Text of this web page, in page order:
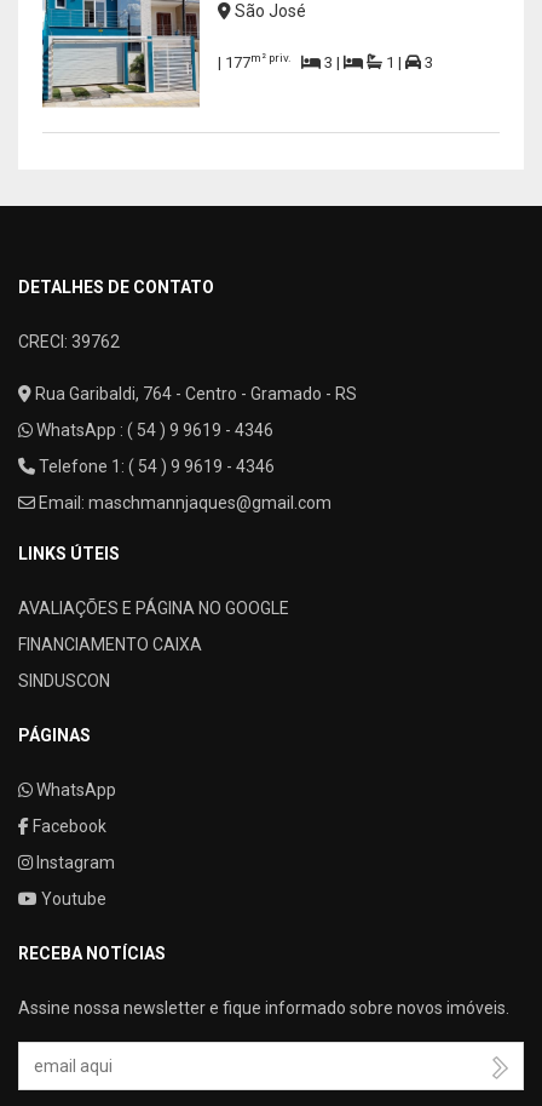
São José
| 177m² priv. 3 | 1 | 3
DETALHES DE CONTATO
CRECI: 39762
Rua Garibaldi, 764 - Centro - Gramado - RS
WhatsApp : ( 54 ) 9 9619 - 4346
Telefone 1: ( 54 ) 9 9619 - 4346
Email: maschmannjaques@gmail.com
LINKS ÚTEIS
AVALIAÇÕES E PÁGINA NO GOOGLE
FINANCIAMENTO CAIXA
SINDUSCON
PÁGINAS
WhatsApp
Facebook
Instagram
Youtube
RECEBA NOTÍCIAS
Assine nossa newsletter e fique informado sobre novos imóveis.
Seu Email